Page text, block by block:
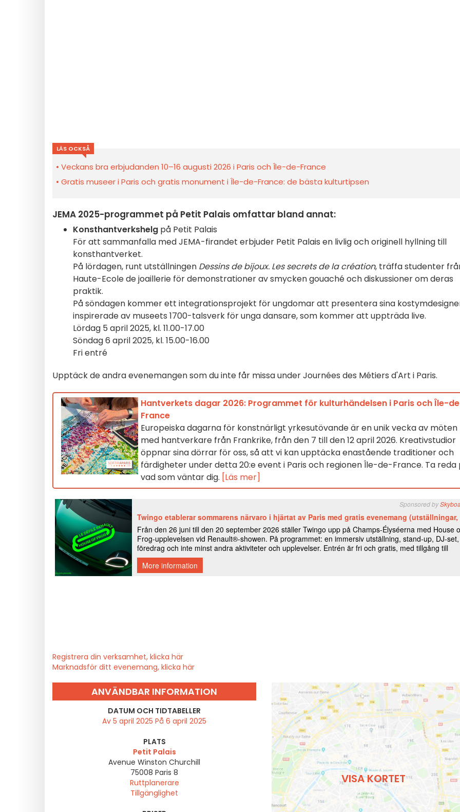
LÄS OCKSÅ
Veckans bra erbjudanden 10–16 augusti 2026 i Paris och Île-de-France
Gratis museer i Paris och gratis monument i Île-de-France: de bästa kulturtipsen
JEMA 2025-programmet på Petit Palais omfattar bland annat:
Konsthantverkshelg på Petit Palais
För att sammanfalla med JEMA-firandet erbjuder Petit Palais en livlig och originell hyllning till
konsthantverket.
På lördagen, runt utställningen Dessins de bijoux. Les secrets de la création, träffa studenter
Haute-Ecole de joaillerie för demonstrationer av smycken gouaché och diskussioner om deras
praktik.
På söndagen kommer ett integrationsprojekt för ungdomar att presentera sina
inspirerade av museets 1700-talsverk för unga dansare, som kommer att uppträda live.
Lördag 5 april 2025, kl. 11.00-17.00
Söndag 6 april 2025, kl. 15.00-16.00
Fri entré
Upptäck de andra evenemangen som du inte får missa under Journées des Métiers d'Art i Paris.
Hantverkets dagar 2026: Programmet för kulturhändelsen i Paris och Île-
France
Europeiska dagarna för konstnärligt yrkesutövande är en unik vecka av möten
med hantverkare från Frankrike, från den 7 till den 12 april 2026. Kreativstudior
öppnar sina dörrar för oss, så att vi kan upptäcka enastående traditioner och
färdigheter under detta 20:e event i Paris och regionen Île-de-France. Ta reda
vad som väntar dig. [Läs mer]
Registrera din verksamhet, klicka här
Marknadsför ditt evenemang, klicka här
ANVÄNDBAR INFORMATION
DATUM OCH TIDTABELLER
Av 5 april 2025 På 6 april 2025
PLATS
Petit Palais
Avenue Winston Churchill
75008 Paris 8
Ruttplanerare
Tillgänglighet
VISA KORTET